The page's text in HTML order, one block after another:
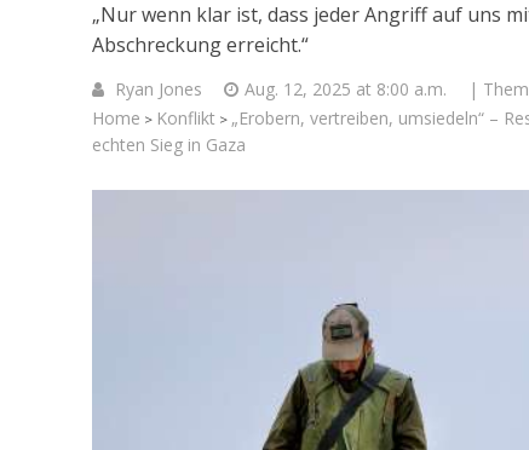
„Nur wenn klar ist, dass jeder Angriff auf uns
Abschreckung erreicht.“
Ryan Jones Aug. 12, 2025 at 8:00 a.m. |
Home > Konflikt > „Erobern, vertreiben, umsiedeln“ –
echten Sieg in Gaza